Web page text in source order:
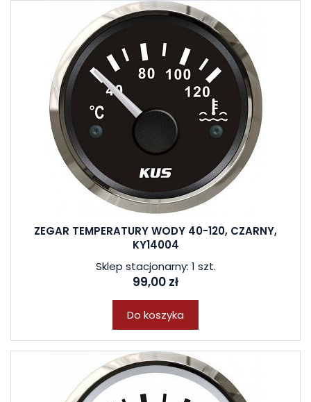
ZEGAR TEMPERATURY WODY 40-120, CZARNY,
KY14004
Sklep stacjonarny: 1 szt.
99,00 zł
Do koszyka